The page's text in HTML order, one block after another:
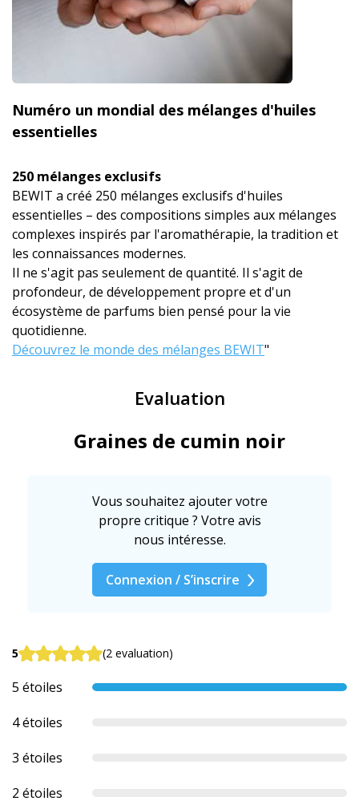
Numéro un mondial des mélanges d'huiles
essentielles
250 mélanges exclusifs
BEWIT a créé 250 mélanges exclusifs d'huiles
essentielles – des compositions simples aux mélanges
complexes inspirés par l'aromathérapie, la tradition et
les connaissances modernes.
Il ne s'agit pas seulement de quantité. Il s'agit de
profondeur, de développement propre et d'un
écosystème de parfums bien pensé pour la vie
quotidienne.
Découvrez le monde des mélanges BEWIT"
Evaluation
Graines de cumin noir
Vous souhaitez ajouter votre
propre critique ? Votre avis
nous intéresse.
Connexion / S’inscrire
5 (2 evaluation)
5 étoiles
4 étoiles
3 étoiles
2 étoiles